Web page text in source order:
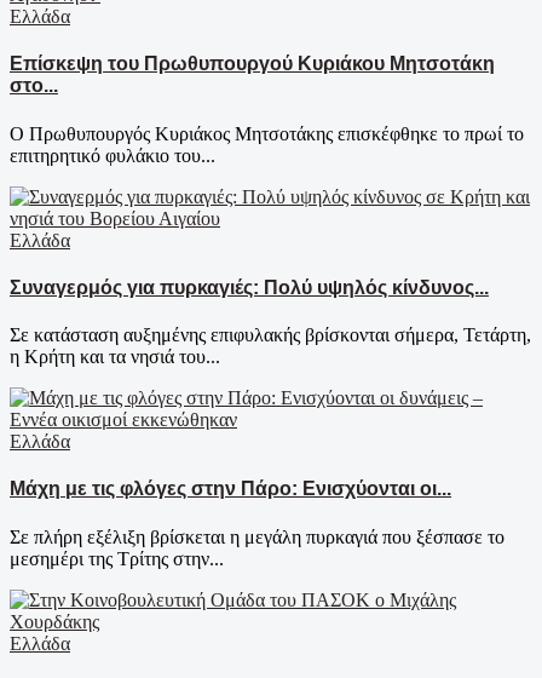
Ελλάδα
Επίσκεψη του Πρωθυπουργού Κυριάκου Μητσοτάκη
στο...
Ο Πρωθυπουργός Κυριάκος Μητσοτάκης επισκέφθηκε το πρωί το
επιτηρητικό φυλάκιο του...
Ελλάδα
Συναγερμός για πυρκαγιές: Πολύ υψηλός κίνδυνος...
Σε κατάσταση αυξημένης επιφυλακής βρίσκονται σήμερα, Τετάρτη,
η Κρήτη και τα νησιά του...
Ελλάδα
Μάχη με τις φλόγες στην Πάρο: Ενισχύονται οι...
Σε πλήρη εξέλιξη βρίσκεται η μεγάλη πυρκαγιά που ξέσπασε το
μεσημέρι της Τρίτης στην...
Ελλάδα